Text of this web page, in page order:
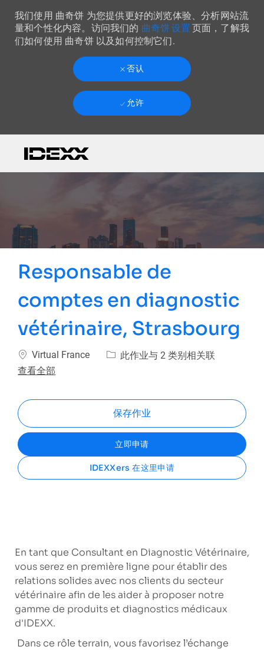
我们使用 曲奇饼 为您提供更好的浏览体验、分析网站流
量和个性化内容。访问我们的 曲奇饼 设置 页面，了解我
们如何使用 曲奇饼 以及如何控制它们.
否认
允许
Responsable de
comptes en diagnostic
vétérinaire, Strasbourg
位置Virtual France 此作业与 2 类别相关联
查看全部
保存作业
立即申请
IDEXXers 在这里申请
En tant que Consultant en Diagnostic Vétérinaire,
vous serez en première ligne pour établir des
relations solides avec nos clients du secteur
vétérinaire afin de les aider à proposer notre
gamme de produits et diagnostics médicaux
d'IDEXX.
Dans ce rôle terrain, vous favorisez l’échange